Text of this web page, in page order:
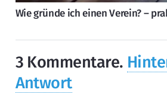
Wie gründe ich einen Verein? –
3 Kommentare.
Antwort